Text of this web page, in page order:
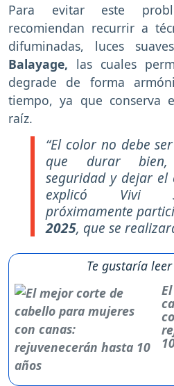
Para evitar este
recomiendan recurrir a
difuminadas, luces
Balayage, las cuales
degrade de forma
tiempo, ya que conserva
raíz.
“El color no debe
que durar bien,
seguridad y dejar el
explicó Vivi
próximamente
2025, que se
Te gustaría